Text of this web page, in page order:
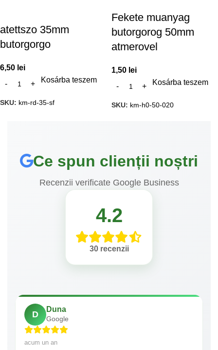
atettszo 35mm
butorgorgo
6,50 lei
Kosárba teszem
SKU: km-rd-35-sf
Fekete muanyag
butorgorog 50mm
atmerovel
1,50 lei
Kosárba teszem
SKU: km-h0-50-020
Ce spun clienții noștri
Recenzii verificate Google Business
4.2
30 recenzii
D
Duna
Google
acum un an